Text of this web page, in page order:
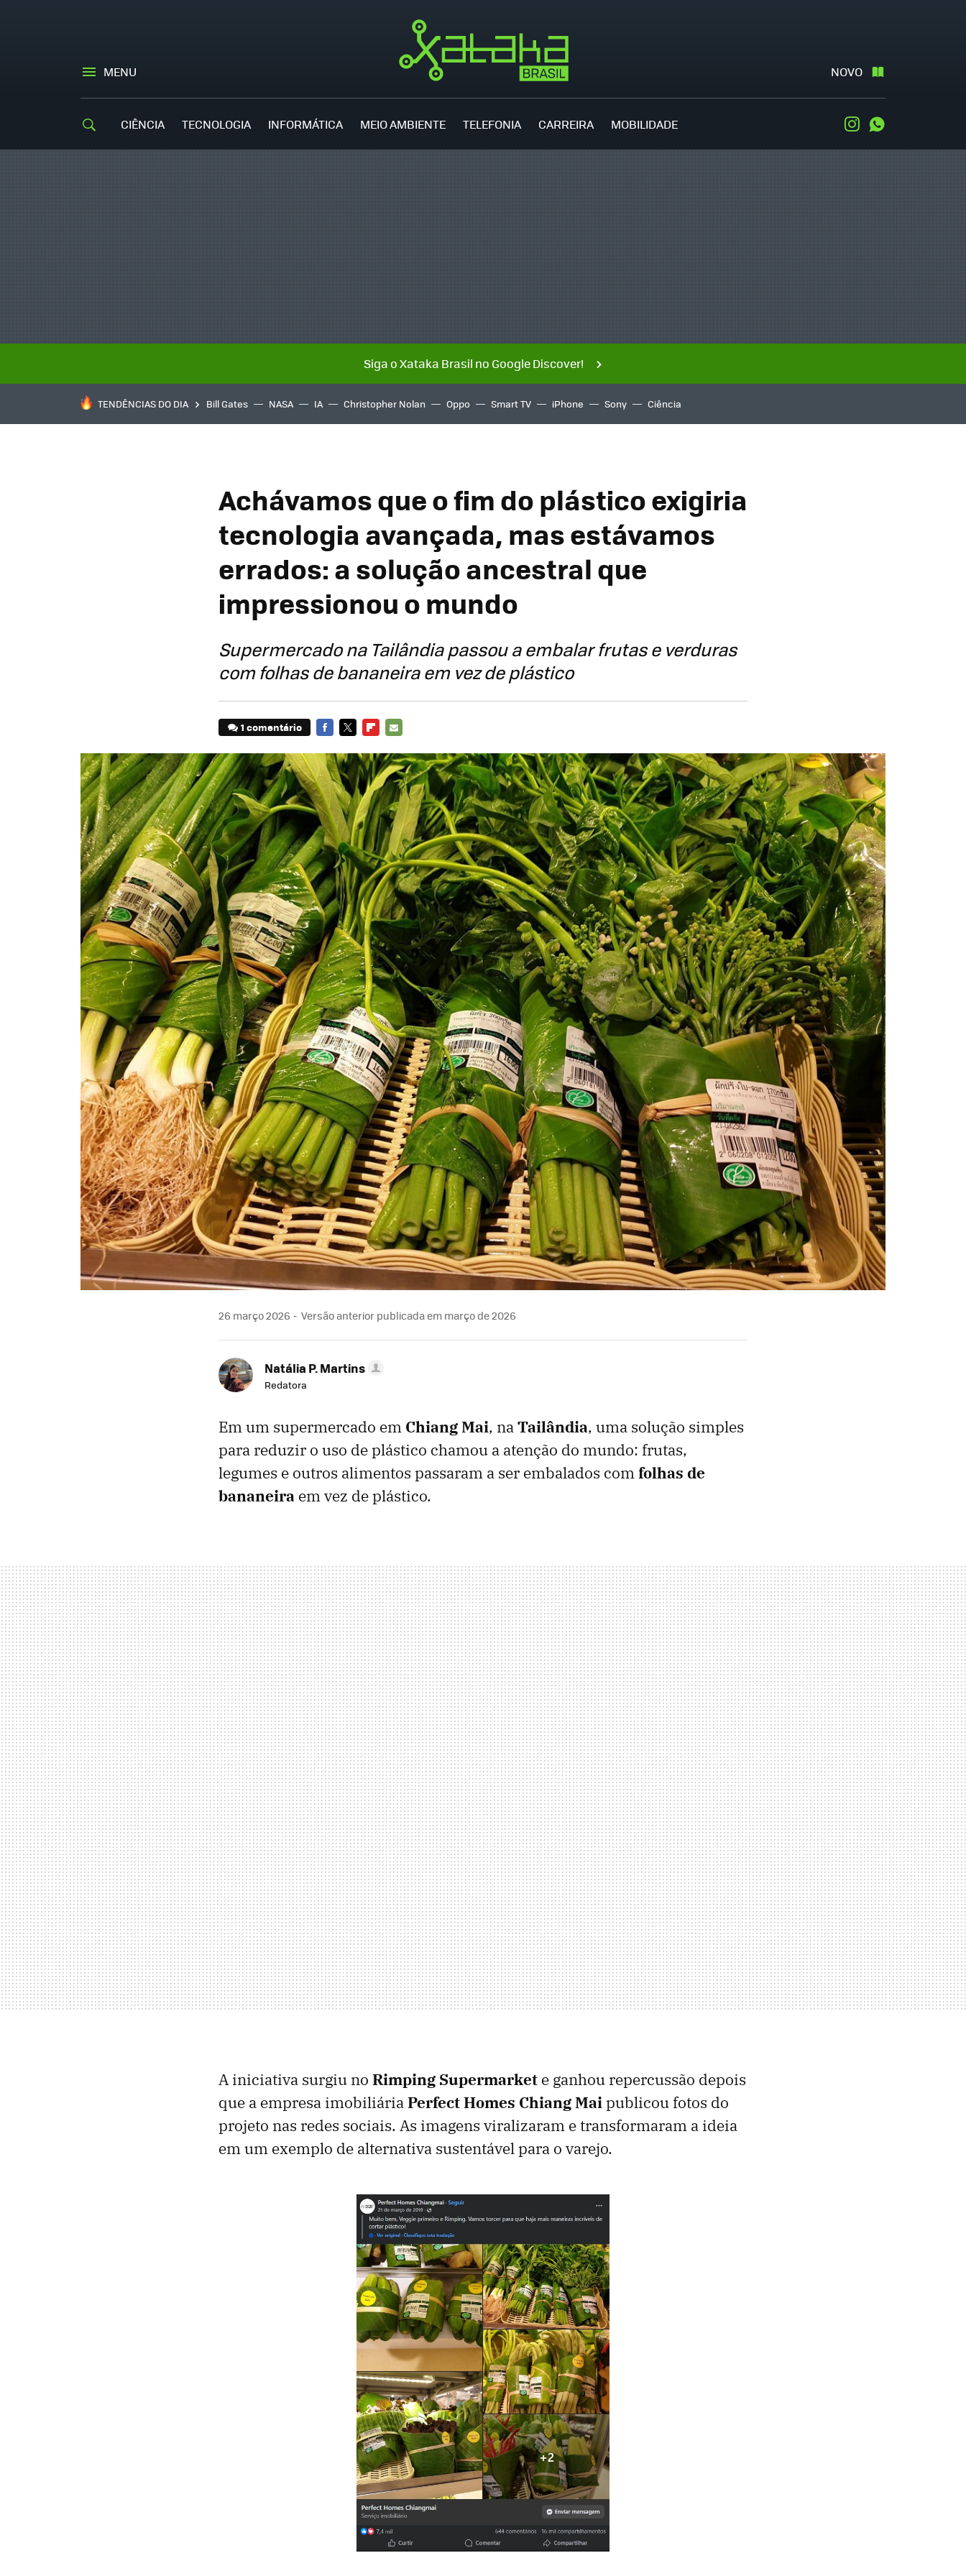
MENU NOVO
CIÊNCIA TECNOLOGIA INFORMÁTICA MEIO AMBIENTE TELEFONIA CARREIRA MOBILIDADE Instagram
Siga o Xataka Brasil no Google Discover!
TENDÊNCIAS DO DIA Bill Gates NASA IA Christopher Nolan Oppo Smart TV iPhone Sony Ciência
Achávamos que o fim do plástico exigiria
tecnologia avançada, mas estávamos
errados: a solução ancestral que
impressionou o mundo
Supermercado na Tailândia passou a embalar frutas e verduras
com folhas de bananeira em vez de plástico
1 comentário
MAIL
26 março 2026 Versão anterior publicada em março de 2026
Natália P. Martins
Redatora
Em um supermercado em Chiang Mai, naTailândia, uma solução simples
para reduzir o uso de plástico chamou a atenção do mundo: frutas,
legumes e outros alimentos passaram a ser embalados comfolhas de
bananeira em vez de plástico.
A iniciativa surgiu no Rimping Supermarket e ganhou repercussão depois
que a empresa imobiliáriaPerfect Homes Chiang Maipublicou fotos do
projeto nas redes sociais. As imagens viralizaram e transformaram a ideia
em um exemplo de alternativa sustentável para o varejo.